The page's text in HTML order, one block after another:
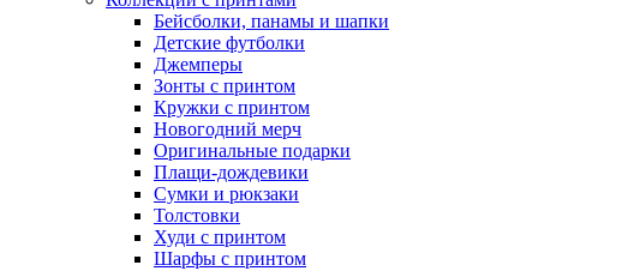
Бейсболки, панамы и шапки
Детские футболки
Джемперы
Зонты с принтом
Кружки с принтом
Новогодний мерч
Оригинальные подарки
Плащи-дождевики
Сумки и рюкзаки
Толстовки
Худи с принтом
Шарфы с принтом